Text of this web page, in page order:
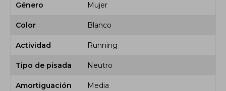
Género Mujer
Color Blanco
Actividad Running
Tipo de pisada Neutro
Amortiguación Media